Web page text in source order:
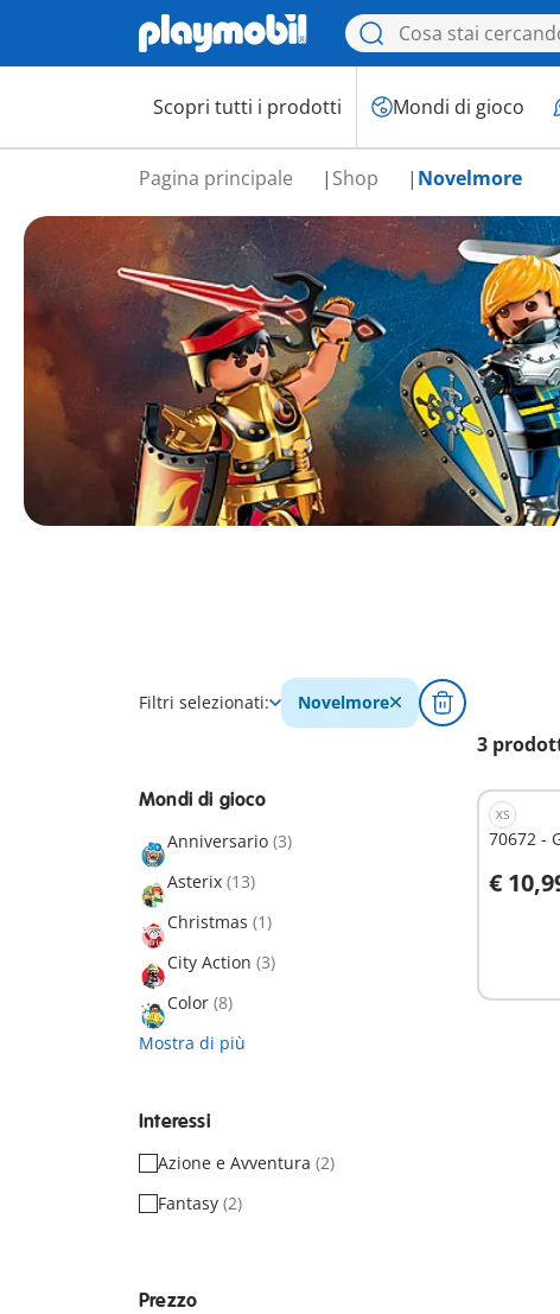
Scopri tutti i prodotti Mondi di gioco
Pagina principale Shop Novelmore
Filtri selezionati: Novelmore
3
Mondi di gioco
Anniversario (3)
Asterix (13)
Christmas (1)
City Action (3)
Color (8)
Mostra di più
Interessi
Azione e Avventura (2)
Fantasy (2)
Prezzo
XS
70672 -
€